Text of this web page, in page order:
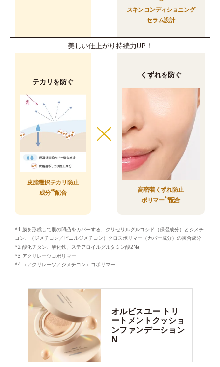
スキンコンディショニング
セラム設計
美しい仕上がり持続力UP！
テカリを防ぐ
皮脂選択テカリ防止
成分*3配合
くずれを防ぐ
高密着くずれ防止
ポリマー*4配合
*1 膜を形成して肌の凹凸をカバーする、グリセリルグルコシド（保湿成分）とジメチ
コン、（ジメチコン／ビニルジメチコン）クロスポリマー（カバー成分）の複合成分
*2 酸化チタン、酸化鉄、ステアロイルグルタミン酸2Na
*3 アクリレーツコポリマー
*4 （アクリレーツ／ジメチコン）コポリマー
オルビスユー トリ
ートメントクッショ
ンファンデーション
N